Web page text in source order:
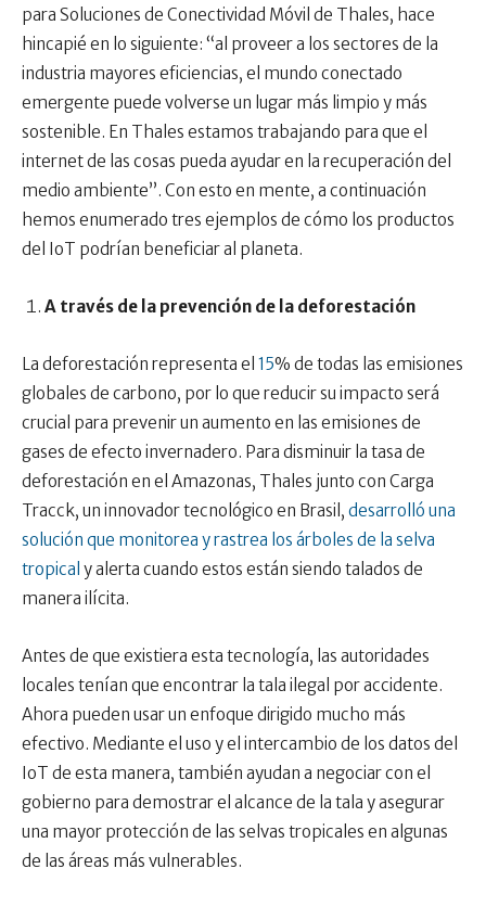
para Soluciones de Conectividad Móvil de Thales, hace
hincapié en lo siguiente: “al proveer a los sectores de la
industria mayores eficiencias, el mundo conectado
emergente puede volverse un lugar más limpio y más
sostenible. En Thales estamos trabajando para que el
internet de las cosas pueda ayudar en la recuperación del
medio ambiente”. Con esto en mente, a continuación
hemos enumerado tres ejemplos de cómo los productos
del IoT podrían beneficiar al planeta.
A través de la prevención de la deforestación
La deforestación representa el 15% de todas las emisiones
globales de carbono, por lo que reducir su impacto será
crucial para prevenir un aumento en las emisiones de
gases de efecto invernadero. Para disminuir la tasa de
deforestación en el Amazonas, Thales junto con Carga
Tracck, un innovador tecnológico en Brasil, desarrolló una
solución que monitorea y rastrea los árboles de la selva
tropical y alerta cuando estos están siendo talados de
manera ilícita.
Antes de que existiera esta tecnología, las autoridades
locales tenían que encontrar la tala ilegal por accidente.
Ahora pueden usar un enfoque dirigido mucho más
efectivo. Mediante el uso y el intercambio de los datos del
IoT de esta manera, también ayudan a negociar con el
gobierno para demostrar el alcance de la tala y asegurar
una mayor protección de las selvas tropicales en algunas
de las áreas más vulnerables.